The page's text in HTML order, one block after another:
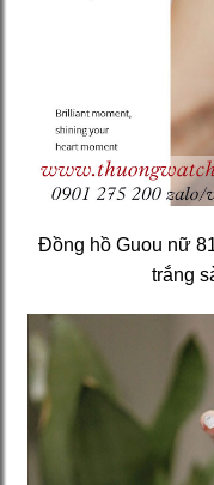
Đồng hồ Guou nữ
trắng